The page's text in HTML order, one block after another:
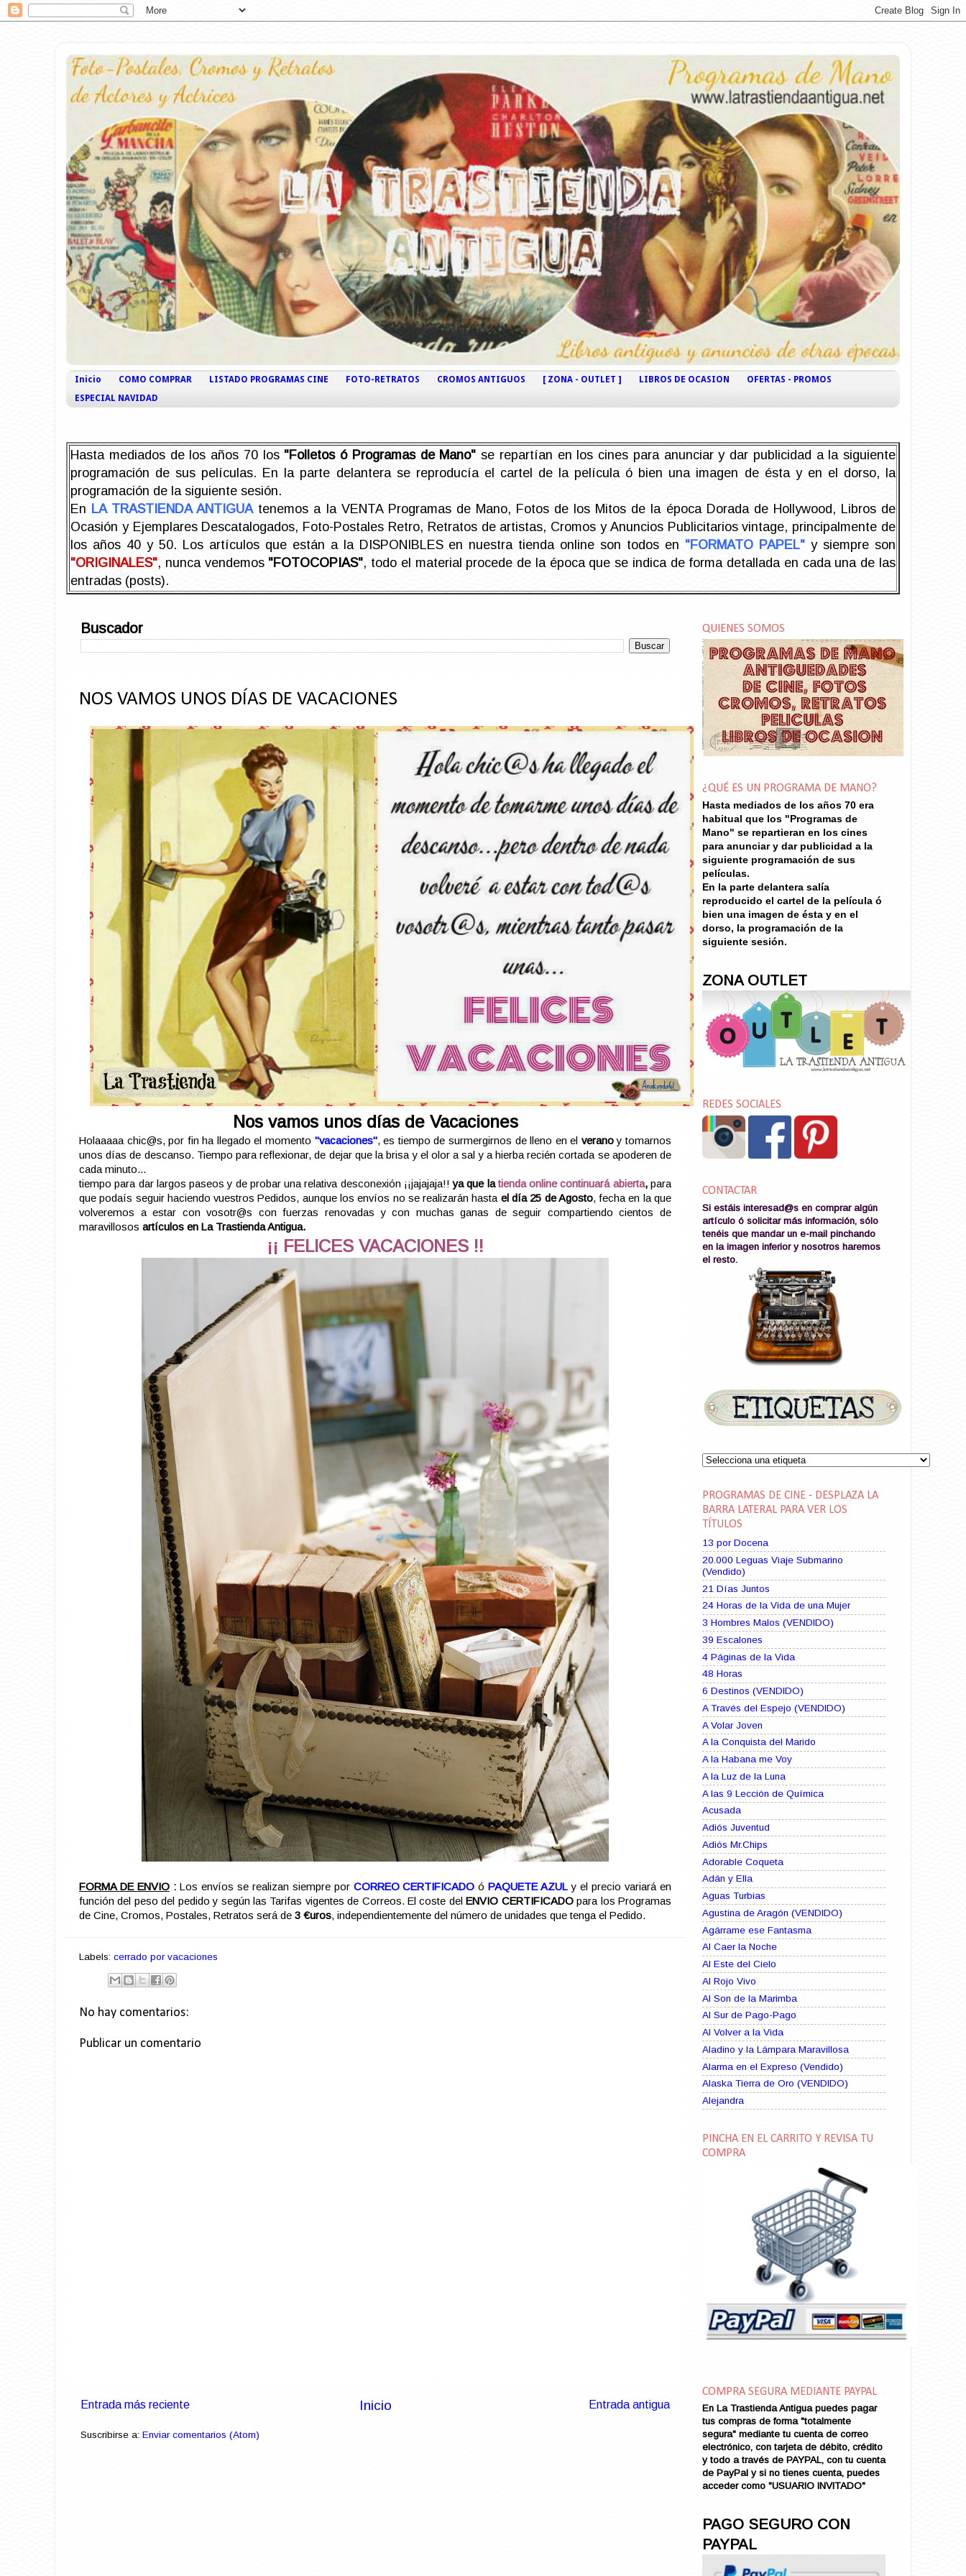
Inicio COMO COMPRAR LISTADO PROGRAMAS CINE FOTO-RETRATOS CROMOS ANTIGUOS [ ZONA - OUTLET ] LIBROS DE OCASION
OFERTAS - PROMOS
ESPECIAL NAVIDAD
Hasta mediados de los años 70 los "Folletos ó Programas de Mano" se repartían en los cines para anunciar y dar publicidad a la siguiente
programación de sus películas. En la parte delantera se reproducía el cartel de la película ó bien una imagen de ésta y en el dorso, la
programación de la siguiente sesión.
En LA TRASTIENDA ANTIGUAtenemos a la VENTA Programas de Mano, Fotos de los Mitos de la época Dorada de Hollywood, Libros de
Ocasión y Ejemplares Descatalogados, Foto-Postales Retro, Retratos de artistas, Cromos y Anuncios Publicitarios vintage, principalmente de
los años 40 y 50. Los artículos que están a la DISPONIBLES en nuestra tienda online son todos en "FORMATO PAPEL" y siempre son
"ORIGINALES", nunca vendemos "FOTOCOPIAS", todo el material procede de la época que se indica de forma detallada en cada una de las
entradas (posts).
Buscador
NOS VAMOS UNOS DÍAS DE VACACIONES
Nos vamos unos días de Vacaciones
Holaaaaa chic@s, por fin ha llegado el momento "vacaciones", es tiempo de surmergirnos de lleno en el veranoy tomarnos
unos días de descanso. Tiempo para reflexionar, de dejar que la brisa y el olor a sal y a hierba recién cortada se apoderen de
cada minuto...
tiempo para dar largos paseos y de probar una relativa desconexión ¡¡jajajaja!!ya que latienda online continuará abierta,para
que podaís seguir haciendo vuestros Pedidos, aunque los envíos no se realizarán hasta el día 25 de Agosto, fecha en la que
volveremos a estar con vosotr@s con fuerzas renovadas y con muchas ganas de seguir compartiendo cientos de
maravillosos artículos en La Trastienda Antigua.
¡¡ FELICES VACACIONES !!
FORMA DE ENVIO:Los envíos se realizan siempre por CORREO CERTIFICADO óPAQUETE AZUL y el precio variará en
función del peso del pedido y según las Tarifas vigentes de Correos. El coste delENVIO CERTIFICADOpara los Programas
de Cine, Cromos, Postales, Retratos será de 3 €uros, independientemente del número de unidades que tenga el Pedido.
Labels: cerrado por vacaciones
No hay comentarios:
Publicar un comentario
Entrada más reciente Entrada antigua
Inicio
Suscribirse a: Enviar comentarios (Atom)
QUIENES SOMOS
¿QUÉ ES UN PROGRAMA DE MANO?
Hasta mediados de los años 70 era
habitual que los "Programas de
Mano" se repartieran en los cines
para anunciar y dar publicidad a la
siguiente programación de sus
películas.
En la parte delantera salía
reproducido el cartel de la película ó
bien una imagen de ésta y en el
dorso, la programación de la
siguiente sesión.
ZONA OUTLET
REDES SOCIALES
CONTACTAR
Si estáis interesad@s en comprar algún
artículo ó solicitar más información, sólo
tenéis que mandar un e-mail pinchando
en la imagen inferior y nosotros haremos
el resto.
PROGRAMAS DE CINE - DESPLAZA LA
BARRA LATERAL PARA VER LOS
TÍTULOS
13 por Docena
20.000 Leguas Viaje Submarino
(Vendido)
21 Días Juntos
24 Horas de la Vida de una Mujer
3 Hombres Malos (VENDIDO)
39 Escalones
4 Páginas de la Vida
48 Horas
6 Destinos (VENDIDO)
A Través del Espejo (VENDIDO)
A Volar Joven
A la Conquista del Marido
A la Habana me Voy
A la Luz de la Luna
A las 9 Lección de Química
Acusada
Adiós Juventud
Adiós Mr.Chips
Adorable Coqueta
Adán y Ella
Aguas Turbias
Agustina de Aragón (VENDIDO)
Agárrame ese Fantasma
Al Caer la Noche
Al Este del Cielo
Al Rojo Vivo
Al Son de la Marimba
Al Sur de Pago-Pago
Al Volver a la Vida
Aladino y la Lámpara Maravillosa
Alarma en el Expreso (Vendido)
Alaska Tierra de Oro (VENDIDO)
Alejandra
Alma Zíngara
Alma en Suplicio (VENDIDO)
Amame esta Noche (VENDIDO)
Amanda La Paciente Peligrosa
Amarga Victoria
Amor a Medianoche
Amor en Conserva (VENDIDO)
Amor que Mata
Amor sin Refugio
Ana Karenina
Ana de Brooklyn
Ana y El Rey de Siam
Anatomía de un Asesinato
Andrés Harvey Millonario (VENDIDO)
Andrés Harvey Tenorio
Ansia de Amor (VENDIDO)
Aníbal
PINCHA EN EL CARRITO Y REVISA TU
COMPRA
COMPRA SEGURA MEDIANTE PAYPAL
En La Trastienda Antigua puedes pagar
tus compras de forma "totalmente
segura" mediante tu cuenta de correo
electrónico, con tarjeta de débito, crédito
y todo a través de PAYPAL, con tu cuenta
de PayPal y si no tienes cuenta, puedes
acceder como "USUARIO INVITADO"
PAGO SEGURO CON
PAYPAL